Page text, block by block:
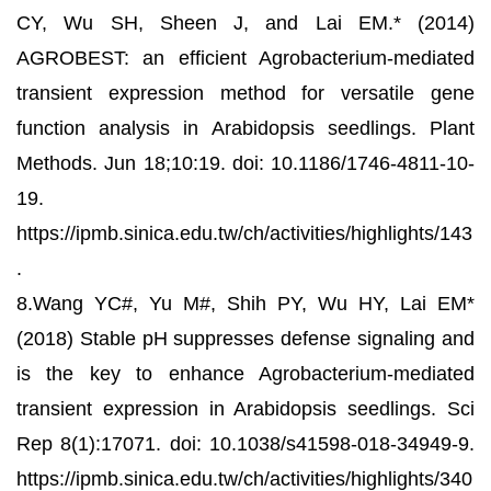
CY, Wu SH, Sheen J, and Lai EM.* (2014)
AGROBEST: an efficient Agrobacterium-mediated
transient expression method for versatile gene
function analysis in Arabidopsis seedlings. Plant
Methods. Jun 18;10:19. doi: 10.1186/1746-4811-10-
19.
https://ipmb.sinica.edu.tw/ch/activities/highlights/143
.
8.Wang YC#, Yu M#, Shih PY, Wu HY, Lai EM*
(2018) Stable pH suppresses defense signaling and
is the key to enhance Agrobacterium-mediated
transient expression in Arabidopsis seedlings. Sci
Rep 8(1):17071. doi: 10.1038/s41598-018-34949-9.
https://ipmb.sinica.edu.tw/ch/activities/highlights/340